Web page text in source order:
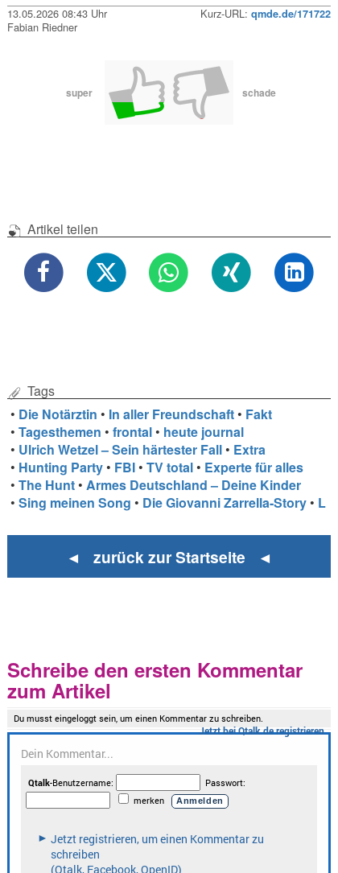
13.05.2026 08:43 Uhr Kurz-URL: qmde.de/171722
Fabian Riedner
super schade
Artikel teilen
Tags
• Die Notärztin • In aller Freundschaft • Fakt
•Tagesthemen •frontal • heute journal
• Ulrich Wetzel – Sein härtester Fall • Extra
• Hunting Party • FBI •TV total • Experte für alles
•The Hunt •Armes Deutschland – Deine Kinder
•Sing meinen Song • Die Giovanni Zarrella-Story • L
◄ zurück zur Startseite ◄
Schreibe den ersten Kommentar
zum Artikel